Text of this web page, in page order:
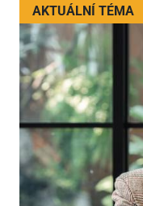
AKTUÁLNÍ TÉMA